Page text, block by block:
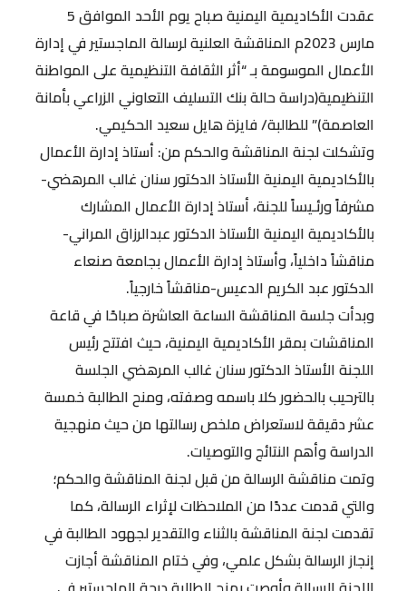
عقدت الأكاديمية اليمنية صباح يوم الأحد الموافق 5
مارس 2023م المناقشة العلنية لرسالة الماجستير في إدارة
الأعمال الموسومة بـ “أثر الثقافة التنظيمية على المواطنة
التنظيمية(دراسة حالة بنك التسليف التعاوني الزراعي بأمانة
العاصمة)” للطالبة/ فايزة هايل سعيد الحكيمي.
وتشكلت لجنة المناقشة والحكم من: أستاذ إدارة الأعمال
بالأكاديمية اليمنية الأستاذ الدكتور سنان غالب المرهضي-
مشرفاً ورئـيساً للجنة، أستاذ إدارة الأعمال المشارك
بالأكاديمية اليمنية الأستاذ الدكتور عبدالرزاق المراني-
مناقشاً داخلياً، وأستاذ إدارة الأعمال بجامعة صنعاء
الدكتور عبد الكريم الدعيس-مناقشاً خارجياً.
وبدأت جلسة المناقشة الساعة العاشرة صباحًا في قاعة
المناقشات بمقر الأكاديمية اليمنية، حيث افتتح رئيس
اللجنة الأستاذ الدكتور سنان غالب المرهضي الجلسة
بالترحيب بالحضور كلا باسمه وصفته، ومنح الطالبة خمسة
عشر دقيقة لاستعراض ملخص رسالتها من حيث منهجية
الدراسة وأهم النتائج والتوصيات.
وتمت مناقشة الرسالة من قبل لجنة المناقشة والحكم؛
والتي قدمت عددًا من الملاحظات لإثراء الرسالة، كما
تقدمت لجنة المناقشة بالثناء والتقدير لجهود الطالبة في
إنجاز الرسالة بشكل علمي، وفي ختام المناقشة أجازت